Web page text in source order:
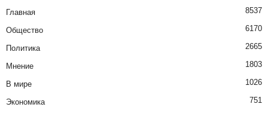
Главная 8537
Общество 6170
Политика 2665
Мнение 1803
В мире 1026
Экономика 751